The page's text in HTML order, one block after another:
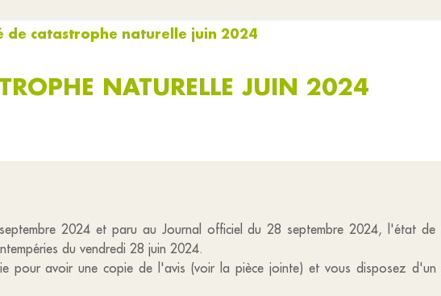
de catastrophe naturelle juin 2024
NATURELLE JUIN 2024
2024 et paru au Journal officiel du 28 septembre 2024, l'état
du vendredi 28 juin 2024.
pour avoir une copie de l'avis (voir la pièce jointe) et vous disposez